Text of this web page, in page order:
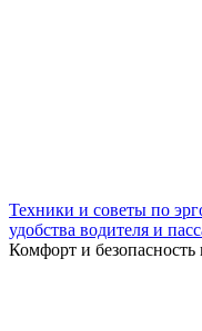
Техники и советы по
удобства водителя и
Комфорт и